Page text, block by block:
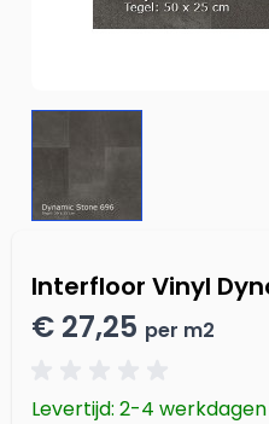
Interfloor Vinyl
€ 27,25 per m2
Levertijd: 2-4 werkdagen